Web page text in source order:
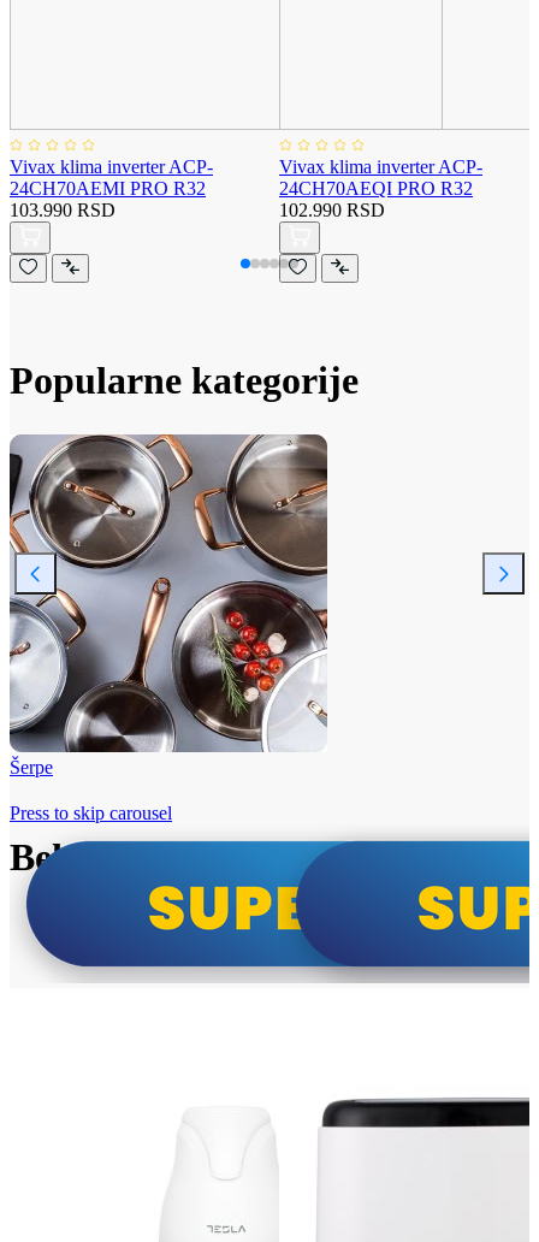
Vivax klima inverter ACP-
24CH70AEMI PRO R32
103.990 RSD
Vivax klima inverter ACP-
24CH70AEQI PRO R32
102.990 RSD
Popularne kategorije
Šerpe
Beko i Tesla super cene
Press to skip carousel